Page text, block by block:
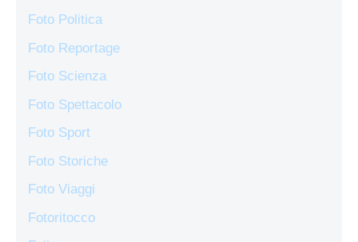
Foto Politica
Foto Reportage
Foto Scienza
Foto Spettacolo
Foto Sport
Foto Storiche
Foto Viaggi
Fotoritocco